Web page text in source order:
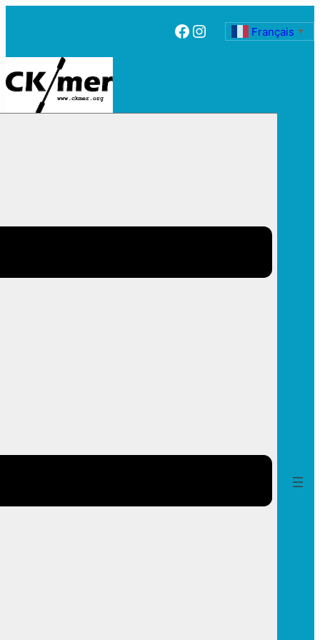
Facebook
InstagramFrançais ▼